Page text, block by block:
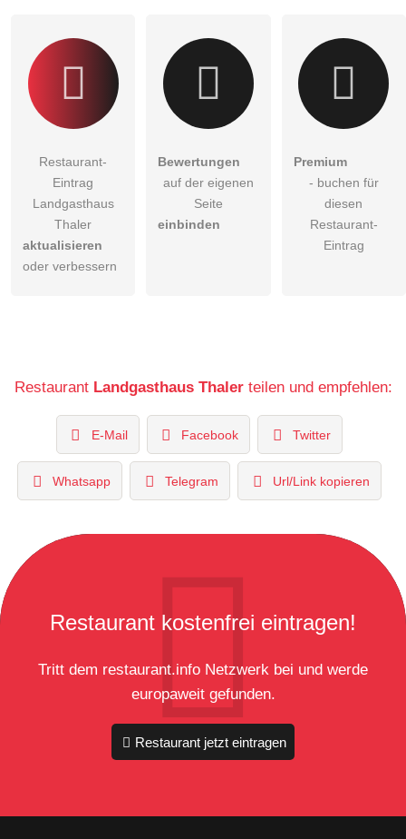
Restaurant-
Eintrag
Landgasthaus
Thaler
aktualisieren
oder verbessern
Bewertungen
auf der eigenen
Seite
einbinden
Premium
- buchen für
diesen
Restaurant-
Eintrag
Restaurant Landgasthaus Thalerteilen und empfehlen:
E-Mail Facebook Twitter
Whatsapp Telegram Url/Link kopieren
Restaurant kostenfrei eintragen!
Tritt dem restaurant.info Netzwerk bei und werde
europaweit gefunden.
Restaurant jetzt eintragen